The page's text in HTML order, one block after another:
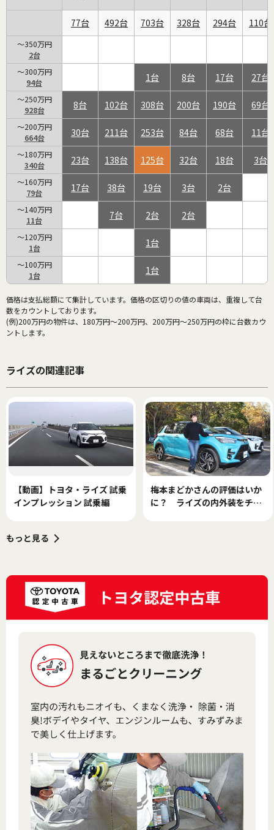
77 492 703 328 294 110
～350万円
2
～300万円
94
1 8 17 27
～250万円
928
8 102 308 200 190 69
～200万円
664
30 211 253 84 68 11
～180万円
340
23 138 125 32 18 3
～160万円
79
17 38 19 3 2
～140万円
11
7 2 2
～120万円
1
1
～100万円
1
1
価格は支払総額にて集計しています。価格の区切りの値の車両は、重複して台
数をカウントしております。
(例)200万円の物件は、180万円～200万円、200万円～250万円の枠に台数カウ
ントします。
ライズの関連記事
【動画】トヨタ・ライズ 試乗
インプレッション 試乗編
梅本まどかさんの評価はいか
に？ ライズの内外装をチェ
もっと見る